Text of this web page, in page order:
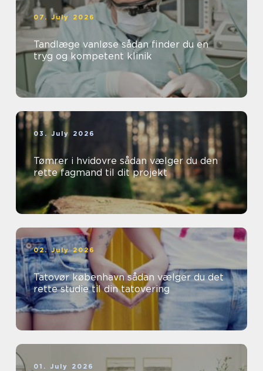
07. July 2026
Tandlæge vanløse sådan finder du en
tryg og kompetent klinik
03. July 2026
Tømrer i hvidovre sådan vælger du den
rette fagmand til dit projekt
02. July 2026
Tatovør københavn sådan vælger du det
rette studie til din tatovering
01. July 2026